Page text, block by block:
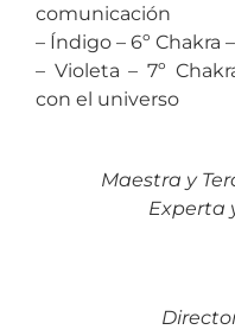
comunicación
– Índigo – 6º Chakra
– Violeta – 7º
con el universo
Maestra y
Experta